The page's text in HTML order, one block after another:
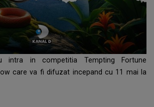
intra in competitia Tempting Fortune
care va fi difuzat incepand cu 11 mai la